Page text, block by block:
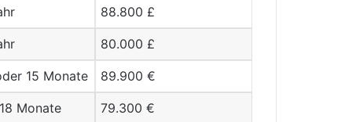
88.800 £
80.000 £
15 Monate 89.900 €
Monate 79.300 €